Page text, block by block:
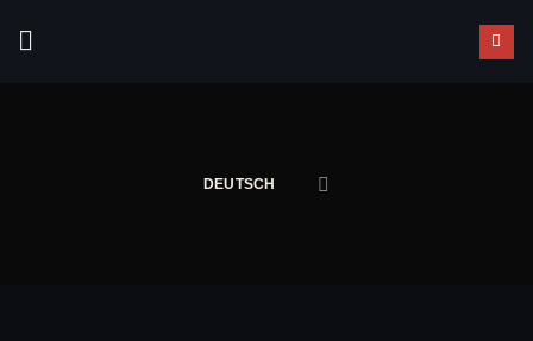
Inhalt
DEUTSCH